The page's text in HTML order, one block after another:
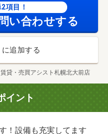
項目！
い合わせする
追加する
貸・売買アシスト札幌北大前店
イント
！設備も充実してます